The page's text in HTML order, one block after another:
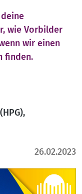
wie Vorbilder
wir einen
finden.
26.02.2023